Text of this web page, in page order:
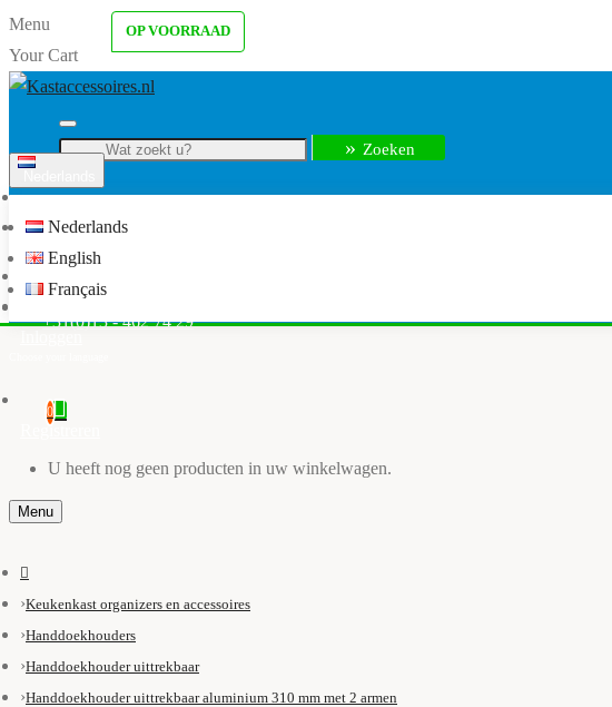
Menu
Your Cart
Zoeken
Nederlands
English
Français
info@kastaccessoires.nl
+31(0)13 - 462 74 29
0
U heeft nog geen producten in uw winkelwagen.
Menu
Registreren
Menu
Keukenkast organizers en accessoires
Handdoekhouders
Handdoekhouder uittrekbaar
Handdoekhouder uittrekbaar aluminium 310 mm met 2 armen
OP VOORRAAD